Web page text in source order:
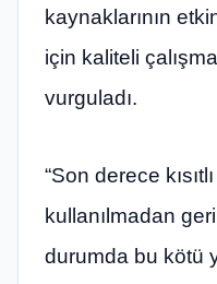
kaynaklarının
için kaliteli
vurguladı.
“Son derece
kullanılmadan
durumda bu kötü